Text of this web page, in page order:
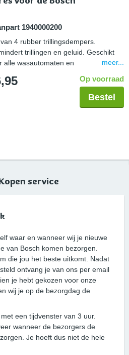
1940000200
4 rubber trillingsdempers.
trillingen en geluid. Geschikt
alle wasautomaten en
de voetjes van een huishoudelijk
meer...
Op voorraad
Bestel
service
waar en wanneer wij je nieuwe
van Bosch komen bezorgen.
die jou het beste uitkomt. Nadat
ontvang je van ons per email
je hebt gekozen voor onze
wij je op de bezorgdag de
een tijdvenster van 3 uur.
wanneer de bezorgers de
Je hoeft dus niet de hele